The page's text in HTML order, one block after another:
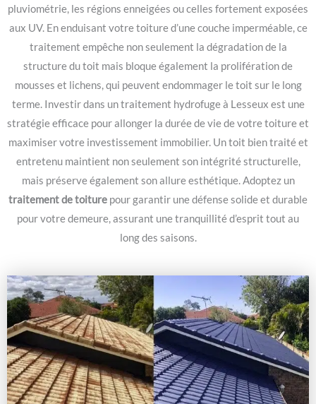
pluviométrie, les régions enneigées ou celles fortement exposées
aux UV. En enduisant votre toiture d’une couche imperméable, ce
traitement empêche non seulement la dégradation de la
structure du toit mais bloque également la prolifération de
mousses et lichens, qui peuvent endommager le toit sur le long
terme. Investir dans un traitement hydrofuge à Lesseux est une
stratégie efficace pour allonger la durée de vie de votre toiture et
maximiser votre investissement immobilier. Un toit bien traité et
entretenu maintient non seulement son intégrité structurelle,
mais préserve également son allure esthétique. Adoptez un
traitement de toiture pour garantir une défense solide et durable
pour votre demeure, assurant une tranquillité d’esprit tout au
long des saisons.